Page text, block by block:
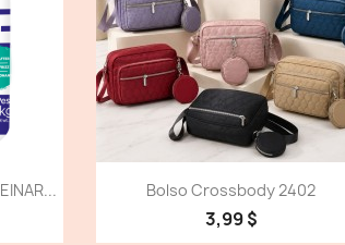
Vista detallada
Bolso Crossbody 2402
3,99 $